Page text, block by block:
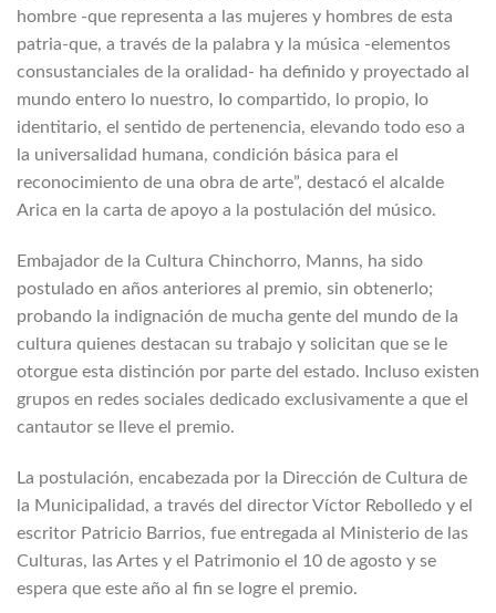
hombre -que representa a las mujeres y hombres de esta
patria-que, a través de la palabra y la música -elementos
consustanciales de la oralidad- ha definido y proyectado al
mundo entero lo nuestro, Io compartido, lo propio, Io
identitario, el sentido de pertenencia, elevando todo eso a
la universalidad humana, condición básica para el
reconocimiento de una obra de arte”, destacó el alcalde
Arica en la carta de apoyo a la postulación del músico.
Embajador de la Cultura Chinchorro, Manns, ha sido
postulado en años anteriores al premio, sin obtenerlo;
probando la indignación de mucha gente del mundo de la
cultura quienes destacan su trabajo y solicitan que se le
otorgue esta distinción por parte del estado. Incluso existen
grupos en redes sociales dedicado exclusivamente a que el
cantautor se lleve el premio.
La postulación, encabezada por la Dirección de Cultura de
la Municipalidad, a través del director Víctor Rebolledo y el
escritor Patricio Barrios, fue entregada al Ministerio de las
Culturas, las Artes y el Patrimonio el 10 de agosto y se
espera que este año al fin se logre el premio.